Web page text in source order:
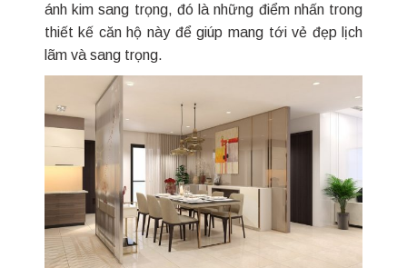
ánh kim sang trọng, đó là những điểm nhấn trong
thiết kế căn hộ này để giúp mang tới vẻ đẹp lịch
lãm và sang trọng.